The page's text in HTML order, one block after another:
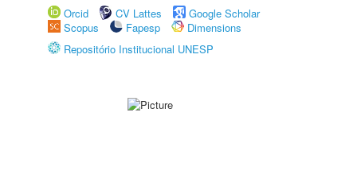
Orcid
CV Lattes
Google Scholar
Scopus
Fapesp
Dimensions
Repositório Institucional UNESP